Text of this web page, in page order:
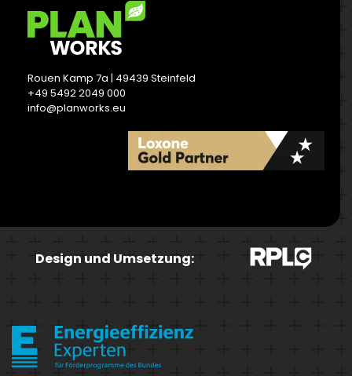
Rouen Kamp 7a | 49439 Steinfeld
+49 5492 2049 000
info@planworks.eu
Design und Umsetzung: